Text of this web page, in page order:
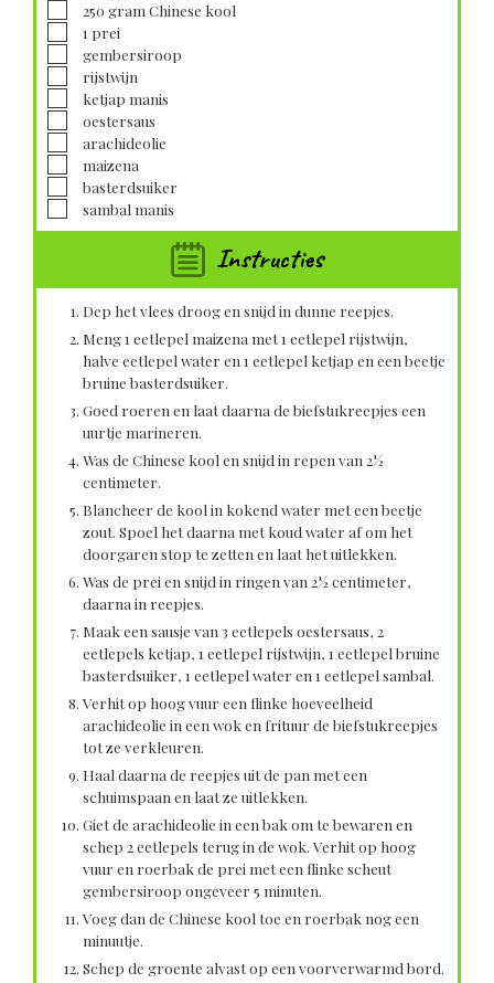
▢
250 gram Chinese kool
▢1 prei
▢
gembersiroop
▢
rijstwijn
▢
ketjap manis
▢
oestersaus
▢
arachideolie
▢
maizena
▢
basterdsuiker
▢
sambal manis
Instructies
Dep het vlees droog en snijd in dunne reepjes.
Meng 1 eetlepel maizena met 1 eetlepel rijstwijn,
halve eetlepel water en 1 eetlepel ketjap en een beetje
bruine basterdsuiker.
Goed roeren en laat daarna de biefstukreepjes een
uurtje marineren.
Was de Chinese kool en snijd in repen van 2½
centimeter.
Blancheer de kool in kokend water met een beetje
zout. Spoel het daarna met koud water af om het
doorgaren stop te zetten en laat het uitlekken.
Was de prei en snijd in ringen van 2½ centimeter,
daarna in reepjes.
Maak een sausje van 3 eetlepels oestersaus, 2
eetlepels ketjap, 1 eetlepel rijstwijn, 1 eetlepel bruine
basterdsuiker, 1 eetlepel water en 1 eetlepel sambal.
Verhit op hoog vuur een flinke hoeveelheid
arachideolie in een wok en frituur de biefstukreepjes
tot ze verkleuren.
Haal daarna de reepjes uit de pan met een
schuimspaan en laat ze uitlekken.
Giet de arachideolie in een bak om te bewaren en
schep 2 eetlepels terug in de wok. Verhit op hoog
vuur en roerbak de prei met een flinke scheut
gembersiroop ongeveer 5 minuten.
Voeg dan de Chinese kool toe en roerbak nog een
minuutje.
Schep de groente alvast op een voorverwarmd bord.